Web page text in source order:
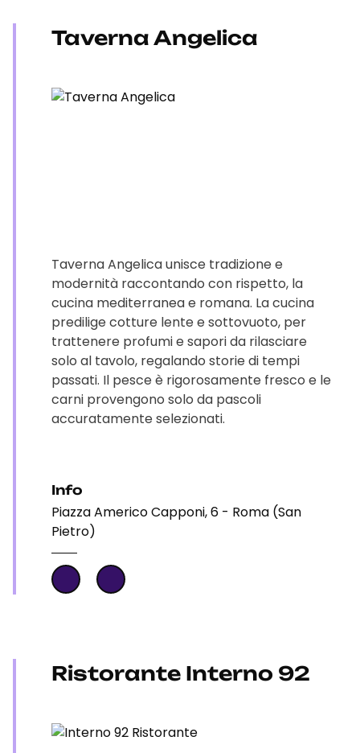
Taverna Angelica
Taverna Angelica unisce tradizione e
modernità raccontando con rispetto, la
cucina mediterranea e romana. La cucina
predilige cotture lente e sottovuoto, per
trattenere profumi e sapori da rilasciare
solo al tavolo, regalando storie di tempi
passati. Il pesce è rigorosamente fresco e le
carni provengono solo da pascoli
accuratamente selezionati.
Info
Piazza Americo Capponi, 6 - Roma (San
Pietro)
Ristorante Interno 92